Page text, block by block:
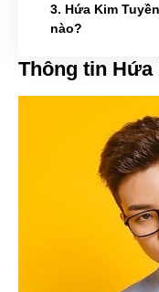
3. Hứa Kim
nào?
Thông tin Hứa